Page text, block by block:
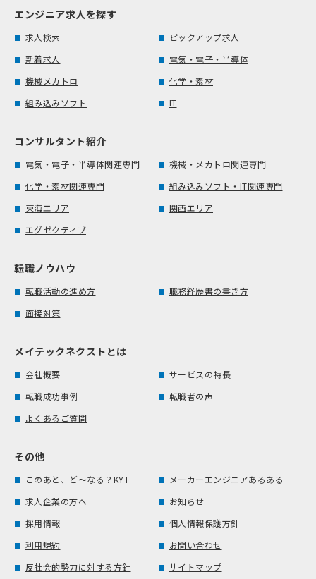
エンジニア求人を探す
求人検索
ピックアップ求人
新着求人
電気・電子・半導体
機械メカトロ
化学・素材
組み込みソフト
IT
コンサルタント紹介
電気・電子・半導体関連専門
機械・メカトロ関連専門
化学・素材関連専門
組み込みソフト・IT関連専門
東海エリア
関西エリア
エグゼクティブ
転職ノウハウ
転職活動の進め方
職務経歴書の書き方
面接対策
メイテックネクストとは
会社概要
サービスの特長
転職成功事例
転職者の声
よくあるご質問
その他
このあと、ど～なる？KYT
メーカーエンジニアあるある
求人企業の方へ
お知らせ
採用情報
個人情報保護方針
利用規約
お問い合わせ
反社会的勢力に対する方針
サイトマップ